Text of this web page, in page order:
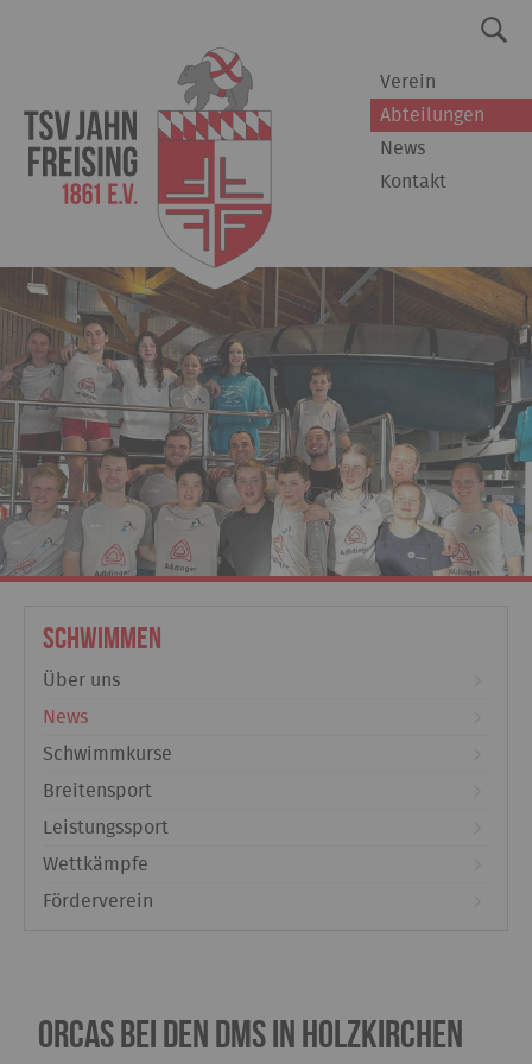
Verein
Abteilungen
News
Kontakt
Schwimmen
Über uns
News
Schwimmkurse
Breitensport
Leistungssport
Wettkämpfe
Förderverein
Orcas bei den DMS in Holzkirchen